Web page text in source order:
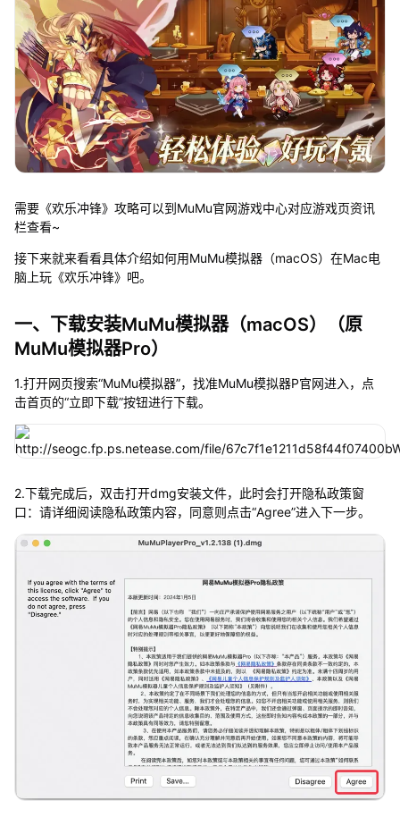
需要《欢乐冲锋》攻略可以到MuMu官网游戏中心对应游戏页资讯
栏查看~
接下来就来看看具体介绍如何用MuMu模拟器（macOS）在Mac电
脑上玩《欢乐冲锋》吧。
一、下载安装MuMu模拟器（macOS）（原
MuMu模拟器Pro）
1.打开网页搜索“MuMu模拟器”，找准MuMu模拟器P官网进入，点
击首页的“立即下载”按钮进行下载。
2.下载完成后，双击打开dmg安装文件，此时会打开隐私政策窗
口：请详细阅读隐私政策内容，同意则点击“Agree”进入下一步。